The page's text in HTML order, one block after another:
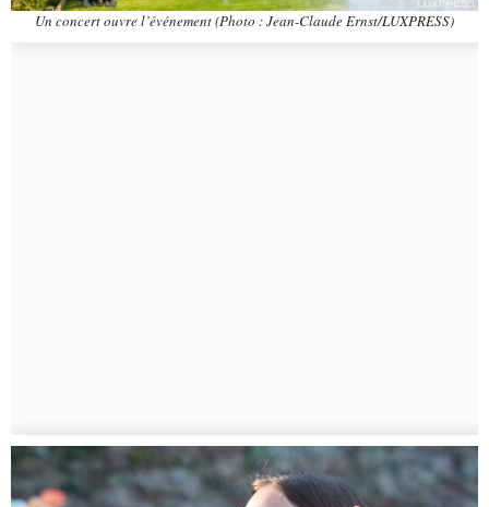
Un concert ouvre l’événement (Photo : Jean-Claude Ernst/LUXPRESS)